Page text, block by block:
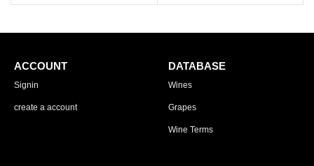
ACCOUNT
Signin
create a account
DATABASE
Wines
Grapes
Wine Terms